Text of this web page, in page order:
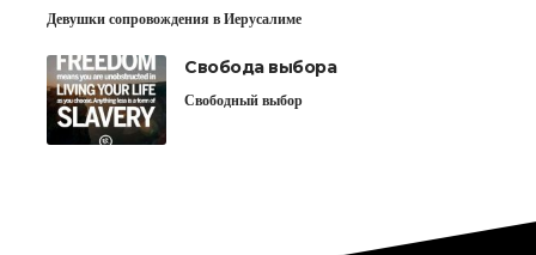
Девушки сопровождения в Иерусалиме
Свобода выбора
Свободный выбор